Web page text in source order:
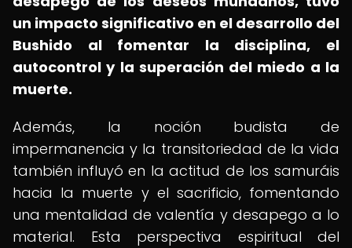
un impacto significativo en el desarrollo del
Bushido al fomentar la disciplina, el
autocontrol y la superación del miedo a la
muerte.
Además, la noción budista de
impermanencia y la transitoriedad de la vida
también influyó en la actitud de los samuráis
hacia la muerte y el sacrificio, fomentando
una mentalidad de valentía y desapego a lo
material. Esta perspectiva espiritual del